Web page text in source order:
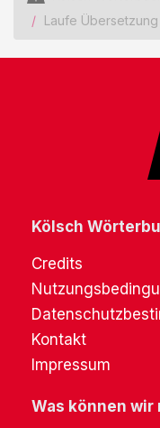
Laufe
Kölsch
Credits
Kontakt
Impressum
Was können